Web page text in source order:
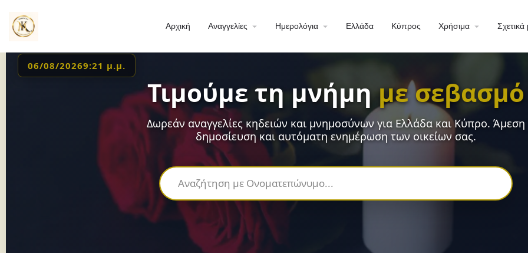
Αρχική Αναγγελίες Ημερολόγια Ελλάδα Κύπρος Χρήσιμα Σχετικά
Τιμούμε τη μνήμημε σεβασμό
Δωρεάν αναγγελίες κηδειών και μνημοσύνων για Ελλάδα και Κύπρο. Άμεση
δημοσίευση και αυτόματη ενημέρωση των οικείων σας.
06/08/20269:21 μ.μ.